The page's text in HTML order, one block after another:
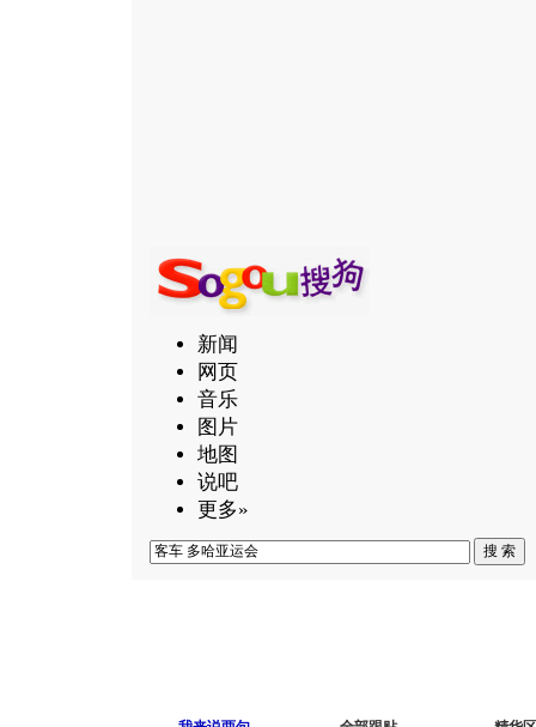
新闻
网页
音乐
图片
地图
说吧
更多»